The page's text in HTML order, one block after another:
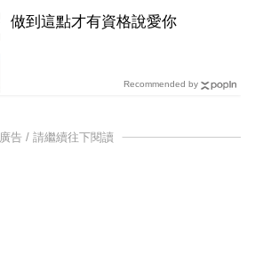
做到這點才有資格說愛你
Recommended by
廣告 / 請繼續往下閱讀